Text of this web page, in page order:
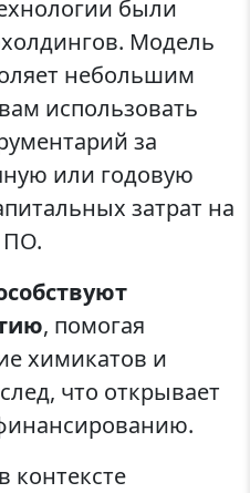
были
Модель
небольшим
использовать
за
или годовую
затрат на
ПО.
, помогая
химикатов и
что открывает
контексте